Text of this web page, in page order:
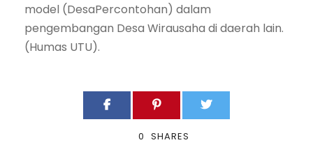
model (DesaPercontohan) dalam
pengembangan Desa Wirausaha di daerah lain.
(Humas UTU).
0 SHARES